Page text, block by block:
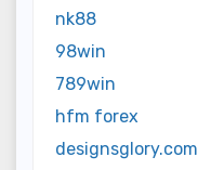
nk88
98win
789win
hfm forex
designsglory.com